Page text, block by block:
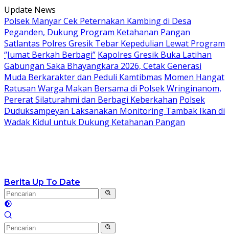
Langsung
ke
konten
Update News
Polsek Manyar Cek Peternakan Kambing di Desa
Peganden, Dukung Program Ketahanan Pangan
Satlantas Polres Gresik Tebar Kepedulian Lewat Program
“Jumat Berkah Berbagi” Kapolres Gresik Buka Latihan
Gabungan Saka Bhayangkara 2026, Cetak Generasi
Muda Berkarakter dan Peduli Kamtibmas Momen Hangat
Ratusan Warga Makan Bersama di Polsek Wringinanom,
Pererat Silaturahmi dan Berbagi Keberkahan Polsek
Duduksampeyan Laksanakan Monitoring Tambak Ikan di
Wadak Kidul untuk Dukung Ketahanan Pangan
Berita Up To Date